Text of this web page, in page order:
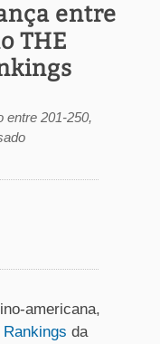
entre
THE
entre 201-250,
americana,
da